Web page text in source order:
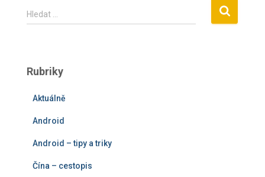
V
y
d
Hledat …
Rubriky
Aktuálně
Android
Android – tipy a triky
Čína – cestopis